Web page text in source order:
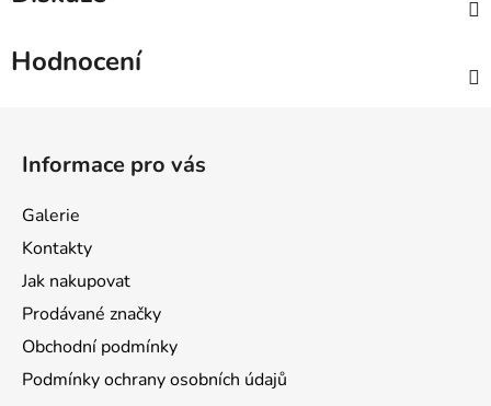
Hodnocení
Informace pro vás
Galerie
Kontakty
Jak nakupovat
Prodávané značky
Obchodní podmínky
Podmínky ochrany osobních údajů